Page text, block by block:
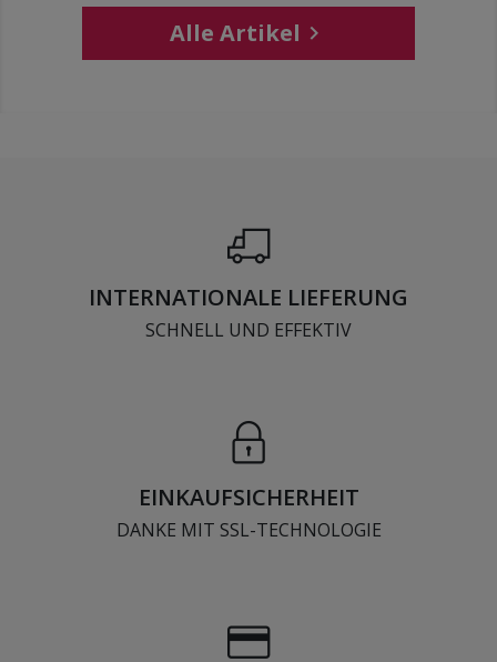
Alle Artikel 
INTERNATIONALE LIEFERUNG
SCHNELL UND EFFEKTIV
EINKAUFSICHERHEIT
DANKE MIT SSL-TECHNOLOGIE